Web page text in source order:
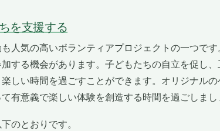
を支援する
人気の高いボランティアプロジェクトの一つです
する機会があります。子どもたちの自立を促し
しい時間を過ごすことができます。オリジナル
有意義で楽しい体験を創造する時間を過ごしまし
のとおりです。